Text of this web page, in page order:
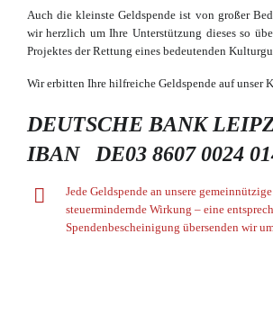
Auch die kleinste Geldspende ist von großer
wir herzlich um Ihre Unterstützung dieses so
Projektes der Rettung eines bedeutenden
Wir erbitten Ihre hilfreiche Geldspende auf unser
DEUTSCHE BANK
IBAN DE03 8607 0024
Jede Geldspende an unsere
steuermindernde Wirkung – eine
Spendenbescheinigung übersenden wir